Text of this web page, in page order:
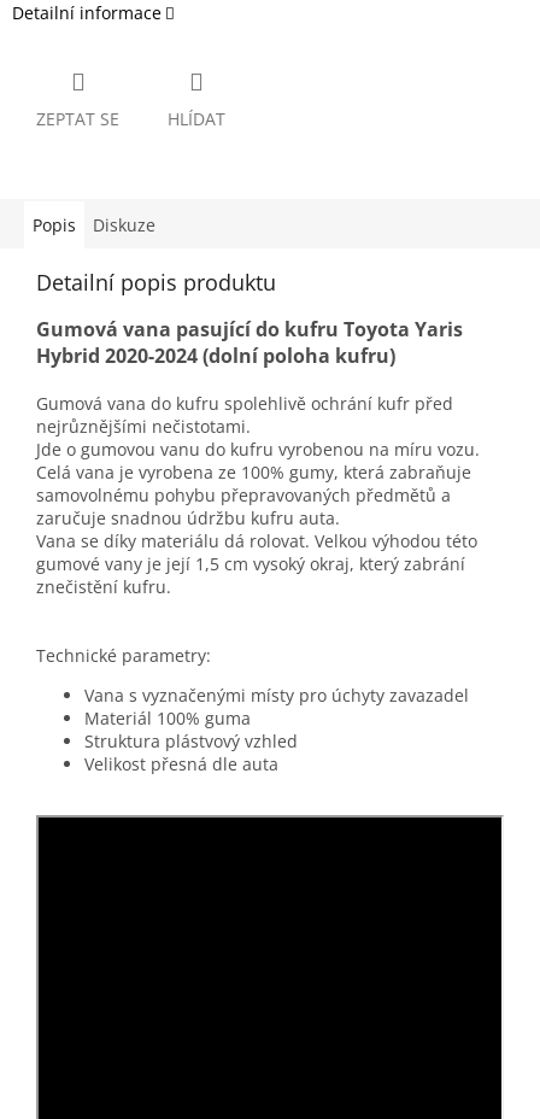
Detailní informace
ZEPTAT SE HLÍDAT
Popis Diskuze
Detailní popis produktu
Gumová vana pasující do kufru Toyota Yaris
Hybrid 2020-2024 (dolní poloha kufru)
Gumová vana do kufru spolehlivě ochrání kufr před
nejrůznějšími nečistotami.
Jde o gumovou vanu do kufru vyrobenou na míru vozu.
Celá vana je vyrobena ze 100% gumy, která zabraňuje
samovolnému pohybu přepravovaných předmětů a
zaručuje snadnou údržbu kufru auta.
Vana se díky materiálu dá rolovat. Velkou výhodou této
gumové vany je její 1,5 cm vysoký okraj, který zabrání
znečistění kufru.
Technické parametry:
Vana s vyznačenými místy pro úchyty zavazadel
Materiál 100% guma
Struktura plástvový vzhled
Velikost přesná dle auta